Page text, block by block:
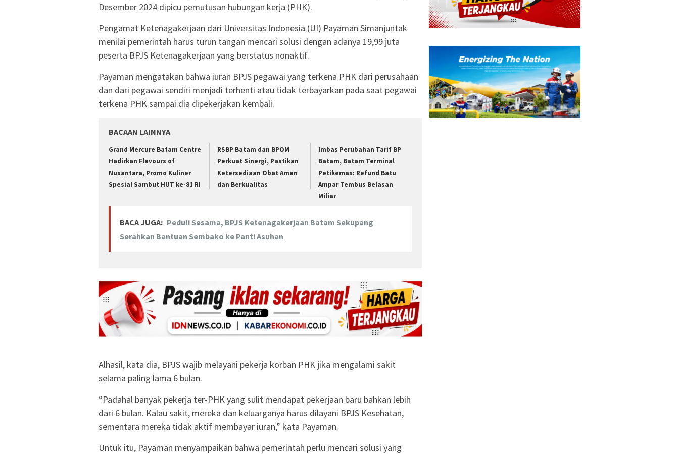
Desember 2024 dipicu pemutusan hubungan kerja (PHK).
Pengamat Ketenagakerjaan dari Universitas Indonesia (UI) Payaman Simanjuntak
menilai pemerintah harus turun tangan mencari solusi dengan adanya 19,99 juta
peserta BPJS Ketenagakerjaan yang berstatus nonaktif.
Payaman mengatakan bahwa iuran BPJS pegawai yang terkena PHK dari perusahaan
dan dari pegawai sendiri menjadi terhenti atau tidak terbayarkan pada saat pegawai
terkena PHK sampai dia dipekerjakan kembali.
BACAAN LAINNYA
Grand Mercure Batam Centre
Hadirkan Flavours of
Nusantara, Promo Kuliner
Spesial Sambut HUT ke-81 RI
RSBP Batam dan BPOM
Perkuat Sinergi, Pastikan
Ketersediaan Obat Aman
dan Berkualitas
Imbas Perubahan Tarif BP
Batam, Batam Terminal
Petikemas: Refund Batu
Ampar Tembus Belasan
Miliar
BACA JUGA: Peduli Sesama, BPJS Ketenagakerjaan Batam Sekupang
Serahkan Bantuan Sembako ke Panti Asuhan
Alhasil, kata dia, BPJS wajib melayani pekerja korban PHK jika mengalami sakit
selama paling lama 6 bulan.
“Padahal banyak pekerja ter-PHK yang sulit mendapat pekerjaan baru bahkan lebih
dari 6 bulan. Kalau sakit, mereka dan keluarganya harus dilayani BPJS Kesehatan,
sementara mereka tidak aktif membayar iuran,” kata Payaman.
Untuk itu, Payaman menyampaikan bahwa pemerintah perlu mencari solusi yang